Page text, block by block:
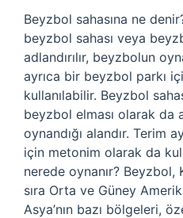
Beyzbol sahasına ne
beyzbol sahası veya
adlandırılır, beyzbolun
ayrıca bir beyzbol parkı
kullanılabilir. Beyzbol
beyzbol elması olarak da
oynandığı alandır. Terim
için metonim olarak da
nerede oynanır? Beyzbol,
sıra Orta ve Güney
Asya’nın bazı bölgeleri,